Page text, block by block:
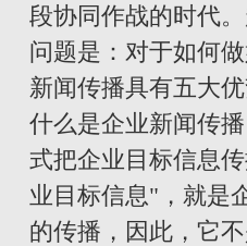
段协同作战的时代
问题是：对于如何
新闻传播具有五大
什么是企业新闻传
式把企业目标信息
业目标信息"，就是
的传播，因此，它